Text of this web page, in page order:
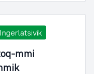
mmi